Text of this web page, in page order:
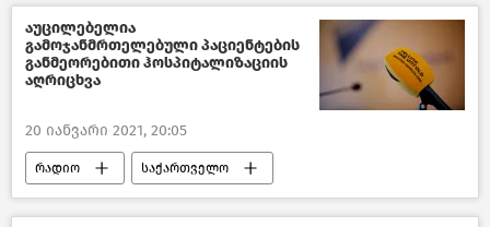
აუცილებელია
გამოჯანმრთელებული პაციენტების
განმეორებითი ჰოსპიტალიზაციის
აღრიცხვა
20 იანვარი 2021, 20:05
რადიო საქართველო